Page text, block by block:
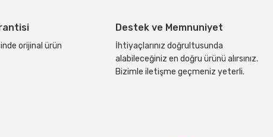
orijinal ürün
Destek ve Memnuniyet
İhtiyaçlarınız doğrultusunda
alabileceğiniz en doğru ürünü alırsınız.
Bizimle iletişme geçmeniz yeterli.